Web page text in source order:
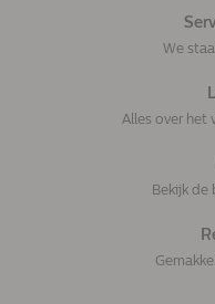
We
Alles over het
Bekijk de